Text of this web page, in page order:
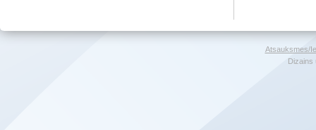
Atsauksmes/
Dizains